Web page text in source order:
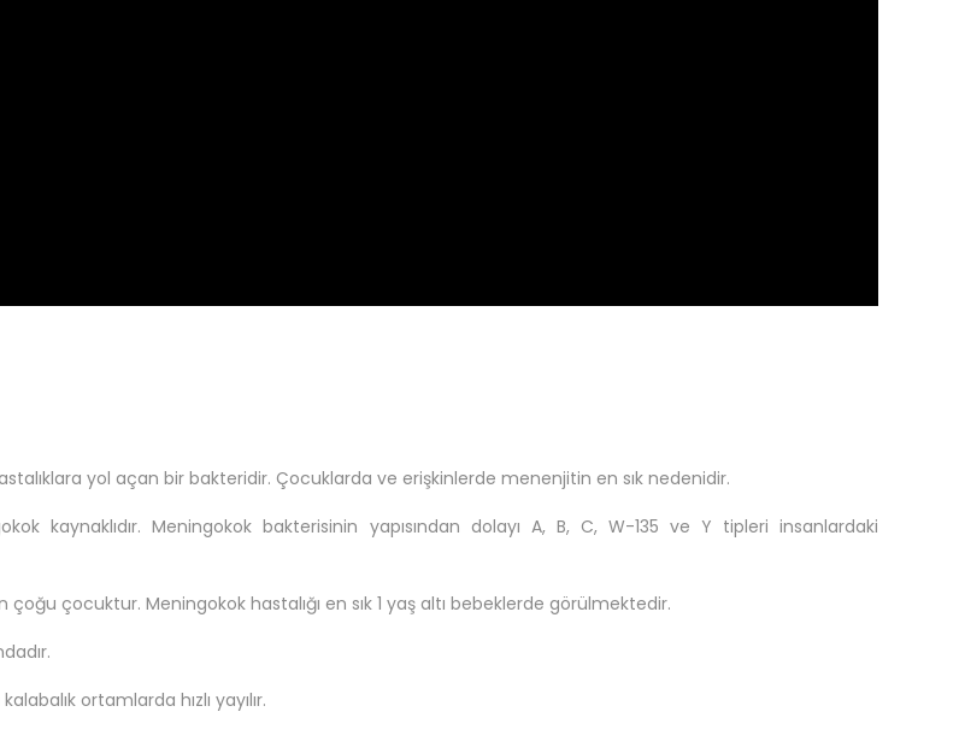
yol açan bir bakteridir. Çocuklarda ve erişkinlerde menenjitin en sık nedenidir.
kaynaklıdır. Meningokok bakterisinin yapısından dolayı A, B, C, W-135 ve Y tipleri insanlardaki
çocuktur. Meningokok hastalığı en sık 1 yaş altı bebeklerde görülmektedir.
ortamlarda hızlı yayılır.